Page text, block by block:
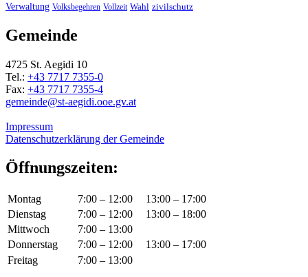
Verwaltung Volksbegehren Vollzeit Wahl zivilschutz
Gemeinde
4725 St. Aegidi 10
Tel.: +43 7717 7355-0
Fax: +43 7717 7355-4
gemeinde@st-aegidi.ooe.gv.at
Impressum
Datenschutzerklärung der Gemeinde
Öffnungszeiten:
Montag 7:00 – 12:00
13:00 – 17:00
Dienstag
7:00 – 12:00
13:00 – 18:00
Mittwoch
7:00 – 13:00
Donnerstag
7:00 – 12:00
13:00 – 17:00
Freitag
7:00 – 13:00